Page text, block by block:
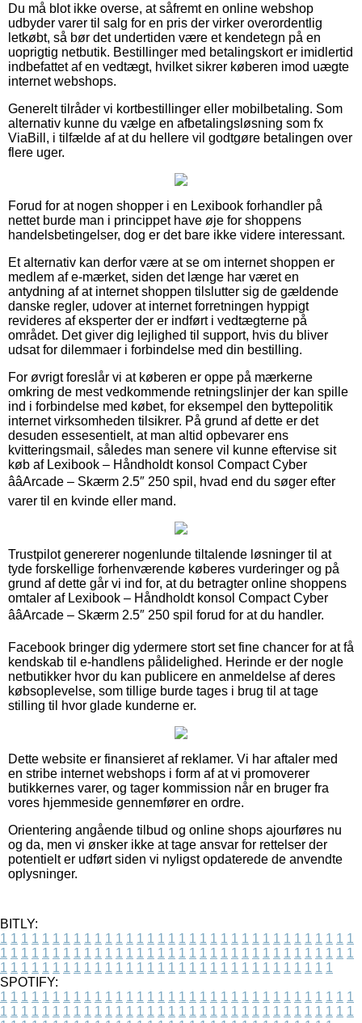
Du må blot ikke overse, at såfremt en online webshop
udbyder varer til salg for en pris der virker overordentlig
letkøbt, så bør det undertiden være et kendetegn på en
uoprigtig netbutik. Bestillinger med betalingskort er imidlertid
indbefattet af en vedtægt, hvilket sikrer køberen imod uægte
internet webshops.
Generelt tilråder vi kortbestillinger eller mobilbetaling. Som
alternativ kunne du vælge en afbetalingsløsning som fx
ViaBill, i tilfælde af at du hellere vil godtgøre betalingen over
flere uger.
Forud for at nogen shopper i en Lexibook forhandler på
nettet burde man i princippet have øje for shoppens
handelsbetingelser, dog er det bare ikke videre interessant.
Et alternativ kan derfor være at se om internet shoppen er
medlem af e-mærket, siden det længe har været en
antydning af at internet shoppen tilslutter sig de gældende
danske regler, udover at internet forretningen hyppigt
revideres af eksperter der er indført i vedtægterne på
området. Det giver dig lejlighed til support, hvis du bliver
udsat for dilemmaer i forbindelse med din bestilling.
For øvrigt foreslår vi at køberen er oppe på mærkerne
omkring de mest vedkommende retningslinjer der kan spille
ind i forbindelse med købet, for eksempel den byttepolitik
internet virksomheden tilsikrer. På grund af dette er det
desuden essesentielt, at man altid opbevarer ens
kvitteringsmail, således man senere vil kunne eftervise sit
køb af Lexibook – Håndholdt konsol Compact Cyber
ââArcade – Skærm 2.5″ 250 spil, hvad end du søger efter
varer til en kvinde eller mand.
Trustpilot genererer nogenlunde tiltalende løsninger til at
tyde forskellige forhenværende køberes vurderinger og på
grund af dette går vi ind for, at du betragter online shoppens
omtaler af Lexibook – Håndholdt konsol Compact Cyber
ââArcade – Skærm 2.5″ 250 spil forud for at du handler.
Facebook bringer dig ydermere stort set fine chancer for at få
kendskab til e-handlens pålidelighed. Herinde er der nogle
netbutikker hvor du kan publicere en anmeldelse af deres
købsoplevelse, som tillige burde tages i brug til at tage
stilling til hvor glade kunderne er.
Dette website er finansieret af reklamer. Vi har aftaler med
en stribe internet webshops i form af at vi promoverer
butikkernes varer, og tager kommission når en bruger fra
vores hjemmeside gennemfører en ordre.
Orientering angående tilbud og online shops ajourføres nu
og da, men vi ønsker ikke at tage ansvar for rettelser der
potentielt er udført siden vi nyligst opdaterede de anvendte
oplysninger.
BITLY:
1 1 1 1 1 1 1 1 1 1 1 1 1 1 1 1 1 1 1 1 1 1 1 1 1 1 1 1 1 1 1 1 1 1
1 1 1 1 1 1 1 1 1 1 1 1 1 1 1 1 1 1 1 1 1 1 1 1 1 1 1 1 1 1 1 1 1 1
1 1 1 1 1 1 1 1 1 1 1 1 1 1 1 1 1 1 1 1 1 1 1 1 1 1 1 1 1 1 1 1
SPOTIFY:
1 1 1 1 1 1 1 1 1 1 1 1 1 1 1 1 1 1 1 1 1 1 1 1 1 1 1 1 1 1 1 1 1 1
1 1 1 1 1 1 1 1 1 1 1 1 1 1 1 1 1 1 1 1 1 1 1 1 1 1 1 1 1 1 1 1 1 1